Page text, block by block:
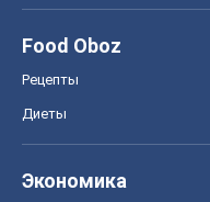
Food Oboz
Рецепты
Диеты
Экономика